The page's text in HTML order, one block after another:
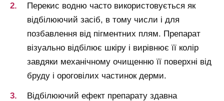
Перекис водню часто використовується як
відбілюючий засіб, в тому числи і для
позбавлення від пігментних плям. Препарат
візуально відбілює шкіру і вирівнює її колір
завдяки механічному очищенню її поверхні від
бруду і ороговілих частинок дерми.
Відбілюючий ефект препарату здавна